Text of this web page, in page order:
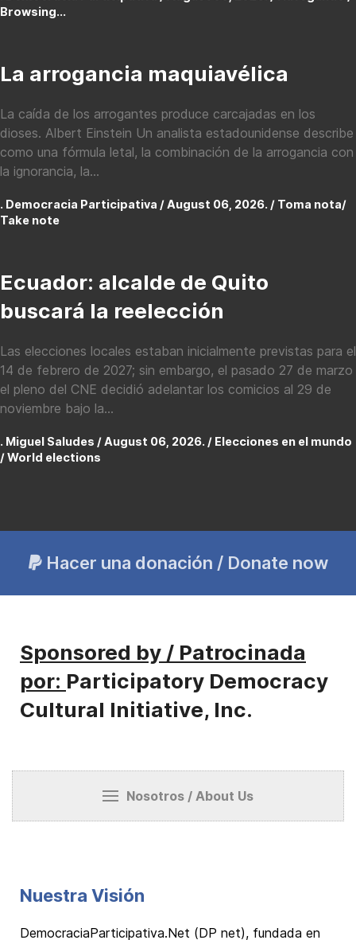
Browsing...
La arrogancia maquiavélica
La caída de los arrogantes produce carcajadas en los
dioses. Albert Einstein Un analista estadounidense describe
como una fórmula letal, la combinación de la arrogancia con
la ignorancia, la...
. Democracia Participativa / August 06, 2026. / Toma nota/
Take note
Ecuador: alcalde de Quito
buscará la reelección
Las elecciones locales estaban inicialmente previstas para el
14 de febrero de 2027; sin embargo, el pasado 27 de marzo
el pleno del CNE decidió adelantar los comicios al 29 de
noviembre bajo la...
. Miguel Saludes / August 06, 2026. / Elecciones en el mundo
/ World elections
Hacer una donación / Donate now
Sponsored by / Patrocinada
por: Participatory Democracy
Cultural Initiative, Inc.
Nosotros / About Us
Nuestra Visión
DemocraciaParticipativa.Net (DP net), fundada en